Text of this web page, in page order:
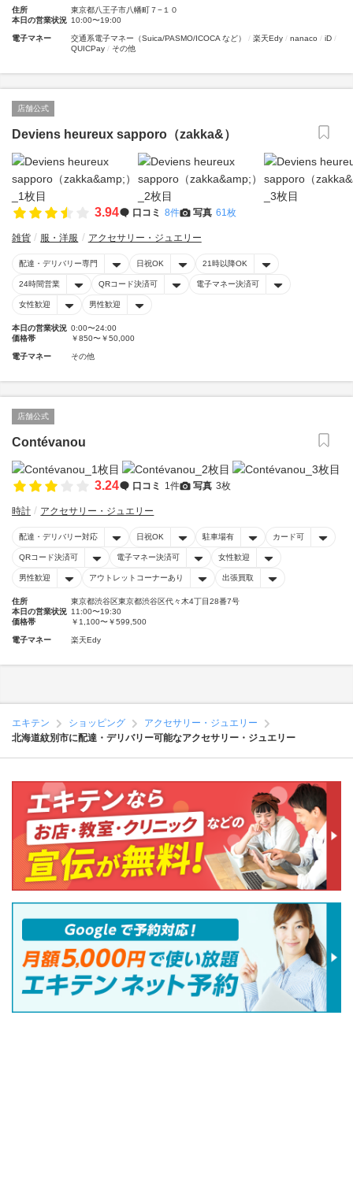
住所
東京都八王子市八幡町７−１０
本日の営業状況 10:00〜19:00
電子マネー 交通系電子マネー（Suica/PASMO/ICOCA など） 楽天Edy nanaco
iD
QUICPay
その他
店舗公式
Deviens heureux sapporo（zakka&）
3.94 口コミ 8件 写真 61枚
雑貨 服・洋服 アクセサリー・ジュエリー
配達・デリバリー専門 日祝OK 21時以降OK
24時間営業 QRコード決済可 電子マネー決済可
女性歓迎 男性歓迎
本日の営業状況 0:00〜24:00
価格帯
￥850〜￥50,000
電子マネー その他
店舗公式
Contévanou
3.24 口コミ 1件 写真 3枚
時計 アクセサリー・ジュエリー
配達・デリバリー対応 日祝OK 駐車場有 カード可
QRコード決済可 電子マネー決済可 女性歓迎
男性歓迎 アウトレットコーナーあり 出張買取
住所
東京都渋谷区東京都渋谷区代々木4丁目28番7号
本日の営業状況 11:00〜19:30
価格帯
￥1,100〜￥599,500
電子マネー 楽天Edy
エキテン ショッピング
アクセサリー・ジュエリー
北海道紋別市に配達・デリバリー可能なアクセサリー・ジュエリー